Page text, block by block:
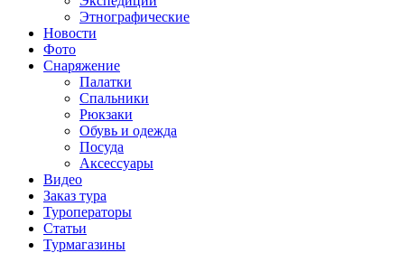
Этнографические
Новости
Фото
Снаряжение
Палатки
Спальники
Рюкзаки
Обувь и одежда
Посуда
Аксессуары
Видео
Заказ тура
Туроператоры
Статьи
Турмагазины